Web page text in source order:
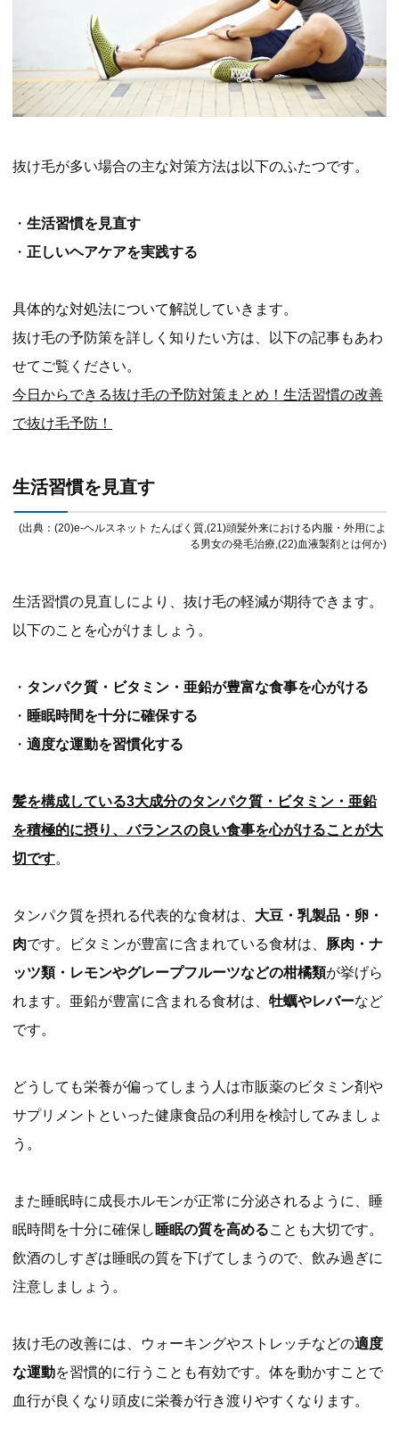
抜け毛が多い場合の主な対策方法は以下のふたつです。
・ 生活習慣を見直す
・ 正しいヘアケアを実践する
具体的な対処法について解説していきます。
抜け毛の予防策を詳しく知りたい方は、以下の記事もあわ
せてご覧ください。
今日からできる抜け毛の予防対策まとめ！生活習慣の改善
で抜け毛予防！
生活習慣を見直す
(出典：(20)e-ヘルスネット たんぱく質,(21)頭髪外来における内服・外用によ
る男女の発毛治療,(22)血液製剤とは何か)
生活習慣の見直しにより、抜け毛の軽減が期待できます。
以下のことを心がけましょう。
・ タンパク質・ビタミン・亜鉛が豊富な食事を心がける
・ 睡眠時間を十分に確保する
・ 適度な運動を習慣化する
髪を構成している3大成分のタンパク質・ビタミン・亜鉛
を積極的に摂り、バランスの良い食事を心がけることが大
切です。
タンパク質を摂れる代表的な食材は、 大豆・乳製品・卵・
肉です。ビタミンが豊富に含まれている食材は、 豚肉・ナ
ッツ類・レモンやグレープフルーツなどの柑橘類が挙げら
れます。亜鉛が豊富に含まれる食材は、 牡蠣やレバーなど
です。
どうしても栄養が偏ってしまう人は市販薬のビタミン剤や
サプリメントといった健康食品の利用を検討してみましょ
う。
また睡眠時に成長ホルモンが正常に分泌されるように、睡
眠時間を十分に確保し 睡眠の質を高めることも大切です。
飲酒のしすぎは睡眠の質を下げてしまうので、飲み過ぎに
注意しましょう。
抜け毛の改善には、ウォーキングやストレッチなどの適度
な運動を習慣的に行うことも有効です。体を動かすことで
血行が良くなり頭皮に栄養が行き渡りやすくなります。